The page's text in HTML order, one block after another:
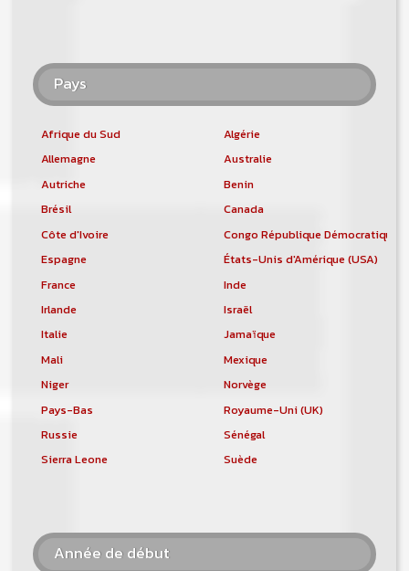
Pays
Afrique du Sud
Algérie
Allemagne
Australie
Autriche
Benin
Brésil
Canada
Côte d'Ivoire
Congo République Démocratique
Espagne
États-Unis d'Amérique (USA)
France
Inde
Irlande
Israël
Italie
Jamaïque
Mali
Mexique
Niger
Norvège
Pays-Bas
Royaume-Uni (UK)
Russie
Sénégal
Sierra Leone
Suède
Année de début